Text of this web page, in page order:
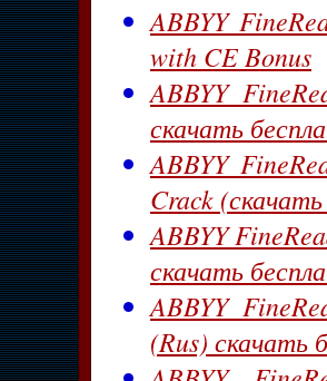
ABBYY
with CE Bonus
ABBYY
скачать
ABBYY
Crack
ABBYY
скачать
ABBYY
(Rus) скачать